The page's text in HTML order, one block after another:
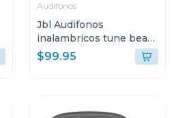
Audifonos
Jbl Audifonos
inalambricos tune beam
2 bluetooth negro ghost
tbeam2
$99.95